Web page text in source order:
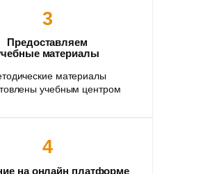
3
Предоставляем
материалы
материалы
учебным центром
4
на онлайн платформе